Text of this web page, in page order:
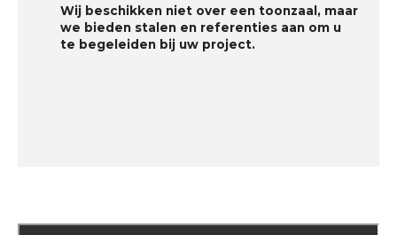
Wij beschikken niet over een toonzaal, maar
we bieden stalen en referenties aan om u
te begeleiden bij uw project.